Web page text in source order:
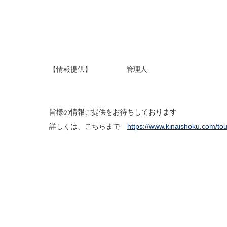
【情報提供】 管理人
皆様の情報ご提供をお待ちしております
詳しくは、こちらまで https://www.kinaishoku.com/